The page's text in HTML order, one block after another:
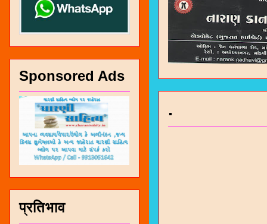
.
Sponsored Ads
प्रतिभाव